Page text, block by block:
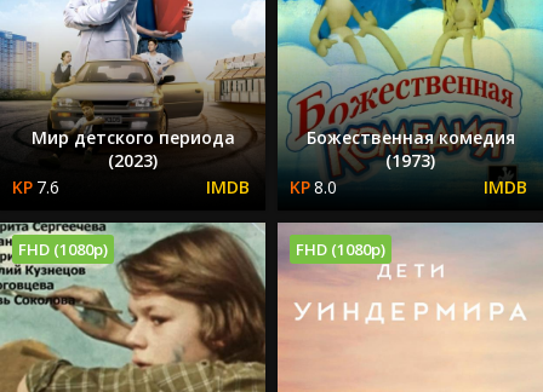
Мир детского периода
(2023)
7.6
Божественная комедия
(1973)
8.0
FHD (1080p) FHD (1080p)